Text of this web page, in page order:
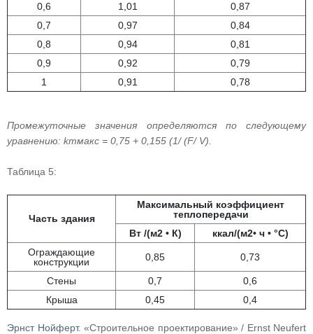
0,6
1,01
0,87
0,7
0,97
0,84
0,8
0,94
0,81
0,9
0,92
0,79
1
0,91 0,78
Промежуточные значения определяются по следующему
уравнению: kmмакс = 0,75 + 0,155 (1/ (F/ V).
Таблица 5:
Часть здания
Максимальный коэффициент
теплопередачи
Вт /(м2 • К)
ккал/(м2• ч • °С)
Ограждающие
конструкции
0,85 0,73
Стены 0,7
0,6
Крыша
0,45 0,4
Эрнст Нойферт. «Строительное проектирование» / Ernst Neufert